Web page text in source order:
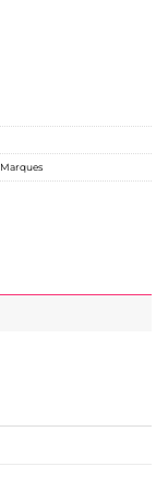
Marques